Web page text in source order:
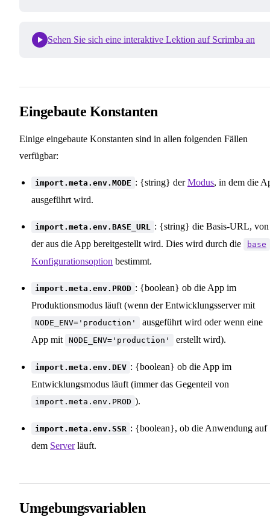
Sehen Sie sich eine interaktive Lektion auf Scrimba an
Eingebaute Konstanten
Einige eingebaute Konstanten sind in allen folgenden Fällen
verfügbar:
import.meta.env.MODE : {string} derModus, in dem die
ausgeführt wird.
import.meta.env.BASE_URL : {string} die Basis-URL, von
der aus die App bereitgestellt wird. Dies wird durch die
base
Konfigurationsoption bestimmt.
import.meta.env.PROD : {boolean} ob die App im
Produktionsmodus läuft (wenn der Entwicklungsserver mit
NODE_ENV='production'
ausgeführt wird oder wenn eine
App mit
NODE_ENV='production' erstellt wird).
import.meta.env.DEV : {boolean} ob die App im
Entwicklungsmodus läuft (immer das Gegenteil von
import.meta.env.PROD ).
import.meta.env.SSR : {boolean}, ob die Anwendung auf
dem Serverläuft.
Umgebungsvariablen